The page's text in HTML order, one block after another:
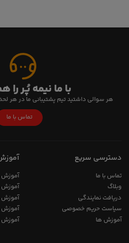
با ما نیمه پُر را
هر سوالی داشتید تیم پشتیبانی ما در هر
تماس با ما
دسترسی سریع
تماس با ما
وبلاگ
دریافت نمایندگی
سیاست حریم خصوصی
آموزش ها
آموزش
آموزش